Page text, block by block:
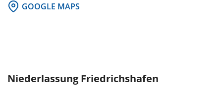
GOOGLE MAPS
Niederlassung Friedrichshafen